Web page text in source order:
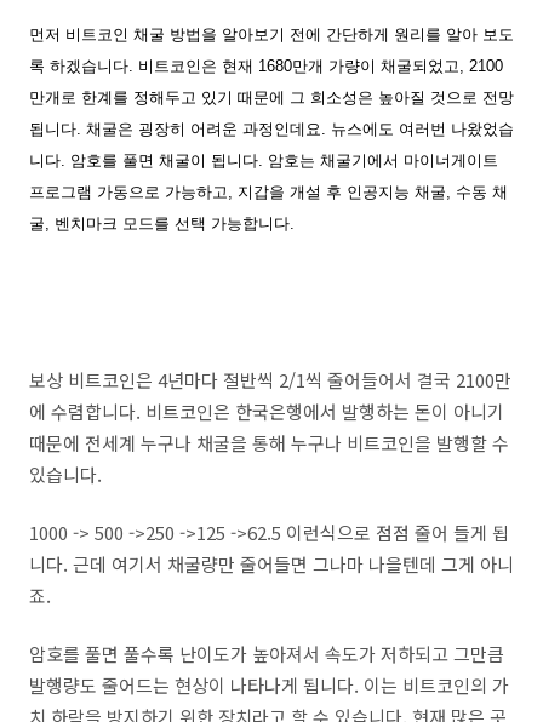
먼저 비트코인 채굴 방법을 알아보기 전에 간단하게 원리를 알아 보도
록 하겠습니다. 비트코인은 현재 1680만개 가량이 채굴되었고, 2100
만개로 한계를 정해두고 있기 때문에 그 희소성은 높아질 것으로 전망
됩니다. 채굴은 굉장히 어려운 과정인데요. 뉴스에도 여러번 나왔었습
니다. 암호를 풀면 채굴이 됩니다. 암호는 채굴기에서 마이너게이트
프로그램 가동으로 가능하고, 지갑을 개설 후 인공지능 채굴, 수동 채
굴, 벤치마크 모드를 선택 가능합니다.
보상 비트코인은 4년마다 절반씩 2/1씩 줄어들어서 결국 2100만
에 수렴합니다. 비트코인은 한국은행에서 발행하는 돈이 아니기
때문에 전세계 누구나 채굴을 통해 누구나 비트코인을 발행할 수
있습니다.
1000 -> 500 ->250 ->125 ->62.5 이런식으로 점점 줄어 들게 됩
니다. 근데 여기서 채굴량만 줄어들면 그나마 나을텐데 그게 아니
죠.
암호를 풀면 풀수록 난이도가 높아져서 속도가 저하되고 그만큼
발행량도 줄어드는 현상이 나타나게 됩니다. 이는 비트코인의 가
치 하락을 방지하기 위한 장치라고 할 수 있습니다. 현재 많은 곳